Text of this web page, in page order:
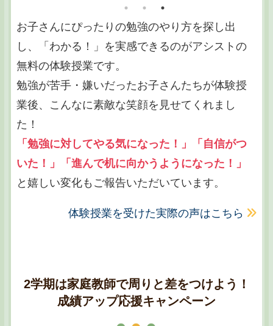
お子さんにぴったりの勉強のやり方を探し出
し、「わかる！」を実感できるのがアシストの
無料の体験授業です。
勉強が苦手・嫌いだったお子さんたちが体験授
業後、こんなに素敵な笑顔を見せてくれまし
た！
「勉強に対してやる気になった！」「自信がつ
いた！」「進んで机に向かうようになった！」
と嬉しい変化もご報告いただいています。
体験授業を受けた実際の声はこちら
2学期は家庭教師で周りと差をつけよう！
成績アップ応援キャンペーン